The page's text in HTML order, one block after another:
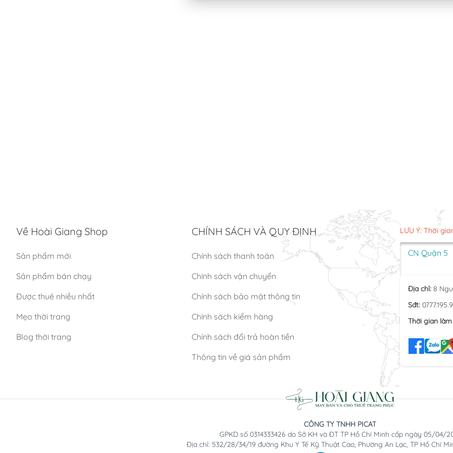
Về Hoài Giang Shop
Sản phẩm mới
Sản phẩm bán chạy
Được thuê nhiều nhất
Mẹo thời trang
Blog thời trang
CHÍNH SÁCH VÀ QUY ĐỊNH
Chính sách thanh toán
Chính sách vận chuyển
Chính sách bảo mật thông tin
Chính sách kiểm hàng
Chính sách đổi trả hoàn tiền
Thông tin về giá sản phẩm
LƯU Ý: Thời
CN Quận 5
Địa chỉ: 8
Sđt:
Thời gian
CÔNG TY TNHH PICAT
GPKD số 0314333426 do Sở KH và ĐT TP Hồ Chí Minh cấp ngày 05/04/
Địa chỉ: 532/28/34/19 đường Khu Y Tế Kỹ Thuật Cao, Phường An Lạc, TP Hồ Chí